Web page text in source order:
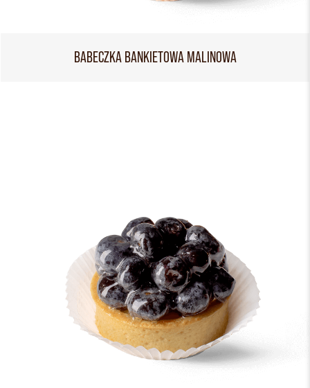
BABECZKA BANKIETOWA MALINOWA